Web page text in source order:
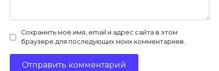
Сохранить моё имя, email и адрес сайта в этом
браузере для последующих моих комментариев.